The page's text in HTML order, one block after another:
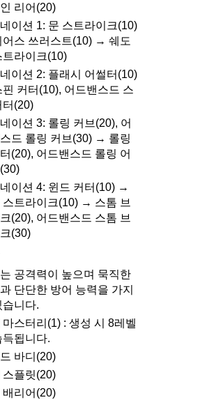
리어(20)
이션 1: 문 스트라이크(10)
스 쓰러스트(10) → 쉐도
트라이크(10)
이션 2: 플래시 어썰터(10)
커터(10), 어드밴스드 스
터(20)
이션 3: 롤링 커브(20), 어
드 롤링 커브(30) → 롤링
(20), 어드밴스드 롤링 어
이션 4: 윈드 커터(10) →
스트라이크(10) → 스톰 브
(20), 어드밴스드 스톰 브
(30)
공격력이 높으며 묵직한
단단한 방어 능력을 가지
습니다.
마스터리(1) : 생성 시 8레벨
득됩니다.
바디(20)
스플릿(20)
배리어(20)